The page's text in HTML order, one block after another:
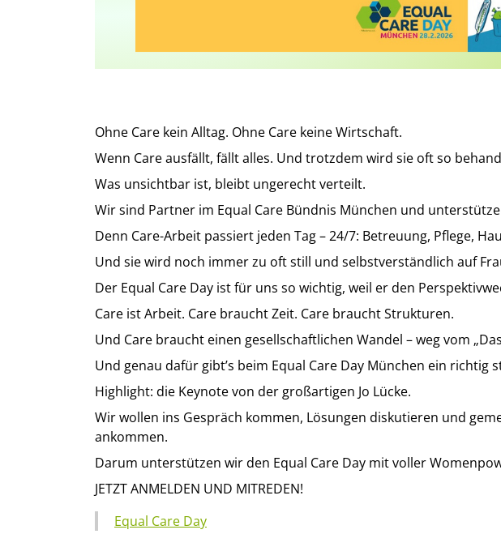
Ohne Care kein Alltag. Ohne Care keine Wirtschaft.
Wenn Care ausfällt, fällt alles. Und trotzdem wird sie oft so
Was unsichtbar ist, bleibt ungerecht verteilt.
Wir sind Partner im Equal Care Bündnis München und
Denn Care-Arbeit passiert jeden Tag – 24/7: Betreuung, Pflege,
Und sie wird noch immer zu oft still und selbstverständlich auf
Der Equal Care Day ist für uns so wichtig, weil er den
Care ist Arbeit. Care braucht Zeit. Care braucht Strukturen.
Und Care braucht einen gesellschaftlichen Wandel – weg vom
Und genau dafür gibt’s beim Equal Care Day München ein
Highlight: die Keynote von der großartigen Jo Lücke.
Wir wollen ins Gespräch kommen, Lösungen diskutieren und
ankommen.
Darum unterstützen wir den Equal Care Day mit voller
JETZT ANMELDEN UND MITREDEN!
Equal Care Day